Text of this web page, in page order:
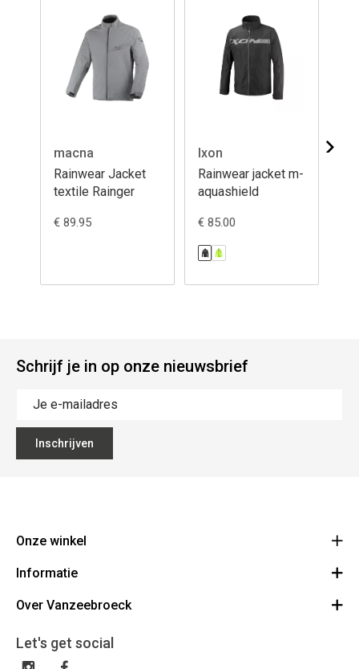
macna
Rainwear Jacket
textile Rainger
€ 89.95
Ixon
Rainwear jacket m-
aquashield
€ 85.00
Schrijf je in op onze nieuwsbrief
Inschrijven
Onze winkel
Vanzeebroeck Motors
1600 Sint-Pieters-Leeuw
023316022
BE0425198510
Informatie
Bestelling annuleren
Algemene voorwaarden
Over Vanzeebroeck
Cadeaubon
Verzenden & Retourneren
Let's get social